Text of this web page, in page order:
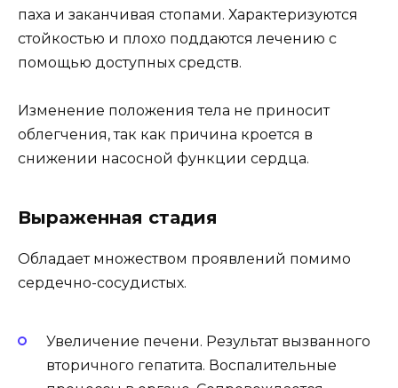
паха и заканчивая стопами. Характеризуются
стойкостью и плохо поддаются лечению с
помощью доступных средств.
Изменение положения тела не приносит
облегчения, так как причина кроется в
снижении насосной функции сердца.
Выраженная стадия
Обладает множеством проявлений помимо
сердечно-сосудистых.
Увеличение печени. Результат вызванного
вторичного гепатита. Воспалительные